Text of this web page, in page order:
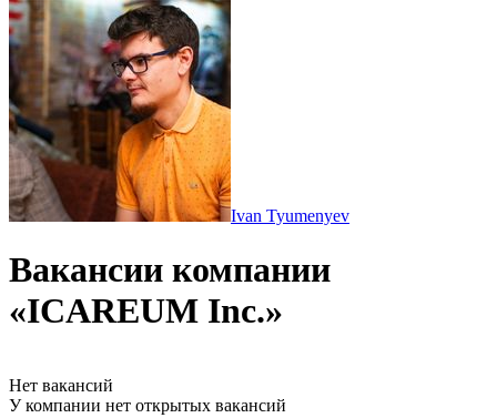
Ivan Tyumenyev
Вакансии компании
«ICAREUM Inc.»
Нет вакансий
У компании нет открытых вакансий